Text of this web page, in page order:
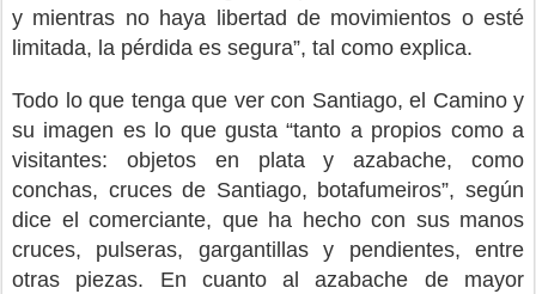
y mientras no haya libertad de movimientos o esté
limitada, la pérdida es segura”, tal como explica.
Todo lo que tenga que ver con Santiago, el Camino y
su imagen es lo que gusta “tanto a propios como a
visitantes: objetos en plata y azabache, como
conchas, cruces de Santiago, botafumeiros”, según
dice el comerciante, que ha hecho con sus manos
cruces, pulseras, gargantillas y pendientes, entre
otras piezas. En cuanto al azabache de mayor